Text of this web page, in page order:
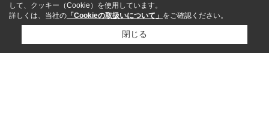
して、クッキー（Cookie）を使用しています。
詳しくは、当社の 「Cookieの取扱いについて」 をご確認ください。
閉じる